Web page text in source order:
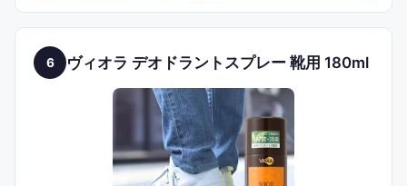
6 ヴィオラ デオドラントスプレー 靴用 180ml